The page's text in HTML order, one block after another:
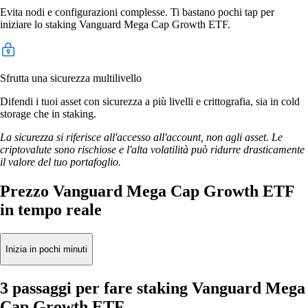
Evita nodi e configurazioni complesse. Ti bastano pochi tap per
iniziare lo staking Vanguard Mega Cap Growth ETF.
Sfrutta una sicurezza multilivello
Difendi i tuoi asset con sicurezza a più livelli e crittografia, sia in cold
storage che in staking.
La sicurezza si riferisce all'accesso all'account, non agli asset. Le
criptovalute sono rischiose e l'alta volatilità può ridurre drasticamente
il valore del tuo portafoglio.
Prezzo Vanguard Mega Cap Growth ETF
in tempo reale
Inizia in pochi minuti
3 passaggi per fare staking Vanguard Mega